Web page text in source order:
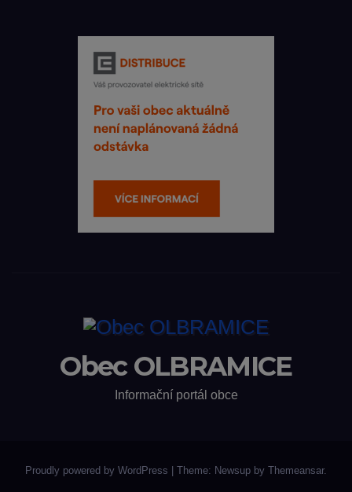
Obec OLBRAMICE
Informační portál obce
Proudly powered by WordPress Theme: Newsup by Themeansar.